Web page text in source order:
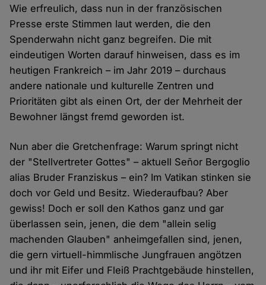
Wie erfreulich, dass nun in der französischen
Presse erste Stimmen laut werden, die den
Spenderwahn nicht ganz begreifen. Die mit
eindeutigen Worten darauf hinweisen, dass es im
heutigen Frankreich – im Jahr 2019 – durchaus
andere nationale und kulturelle Zentren und
Prioritäten gibt als einen Ort, der der Mehrheit der
Bewohner längst fremd geworden ist.
Nun aber die Gretchenfrage: Warum springt nicht
der "Stellvertreter Gottes" – aktuell Señor Bergoglio
alias Bruder Franziskus – ein? Im Vatikan stinken sie
doch vor Geld und Besitz. Wiederaufbau? Aber
gewiss! Doch er soll den Kathos ganz und gar
überlassen sein, jenen, die dem "allein selig
machenden Glauben" anheimgefallen sind, jenen,
die gern virtuell-himmlische Jungfrauen angötzen
und ihr mit Eifer und Fleiß Prachtgebäude hinstellen,